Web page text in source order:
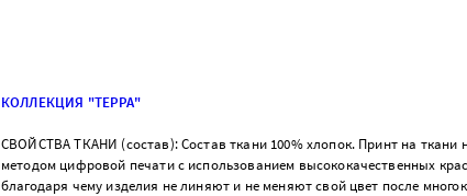
КОЛЛЕКЦИЯ "ТЕРРА"
СВОЙСТВА ТКАНИ (состав): Состав ткани 100% хлопок. Принт на ткани
методом цифровой печати с использованием высококачественных
благодаря чему изделия не линяют и не меняют свой цвет после